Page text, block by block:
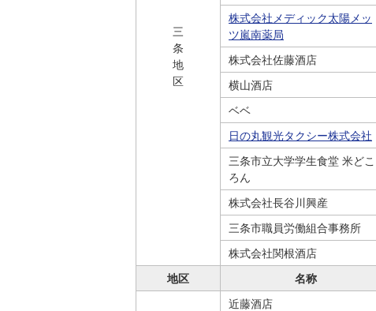
三
条
地
区
株式会社メディック太陽メッ
ツ嵐南薬局
株式会社佐藤酒店
横山酒店
ベベ
日の丸観光タクシー株式会社
三条市立大学学生食堂 米どこ
ろん
株式会社長谷川興産
三条市職員労働組合事務所
株式会社関根酒店
地区
名称
近藤酒店